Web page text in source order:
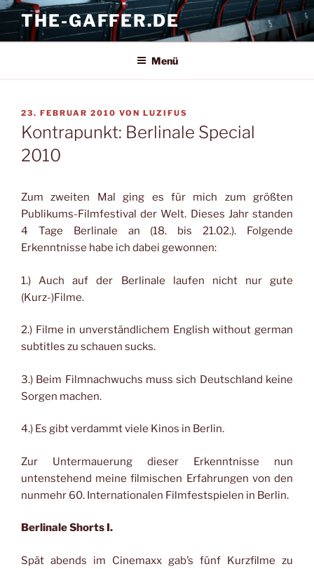
Zum
Inhalt
springen
THE-GAFFER.DE
Menü
VERÖFFENTLICHT
AM
23. FEBRUAR 2010 VON LUZIFUS
Kontrapunkt: Berlinale Special
2010
Zum zweiten Mal ging es für mich zum größten
Publikums-Filmfestival der Welt. Dieses Jahr standen
4 Tage Berlinale an (18. bis 21.02.). Folgende
Erkenntnisse habe ich dabei gewonnen:
1.) Auch auf der Berlinale laufen nicht nur gute
(Kurz-)Filme.
2.) Filme in unverständlichem English without german
subtitles zu schauen sucks.
3.) Beim Filmnachwuchs muss sich Deutschland keine
Sorgen machen.
4.) Es gibt verdammt viele Kinos in Berlin.
Zur Untermauerung dieser Erkenntnisse nun
untenstehend meine filmischen Erfahrungen von den
nunmehr 60. Internationalen Filmfestspielen in Berlin.
Berlinale Shorts I.
Spät abends im Cinemaxx gab’s fünf Kurzfilme zu